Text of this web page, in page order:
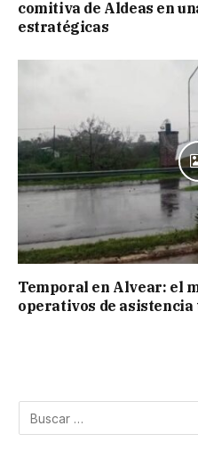
comitiva de Aldeas en
estratégicas
Temporal en Alvear: el
operativos de asistencia